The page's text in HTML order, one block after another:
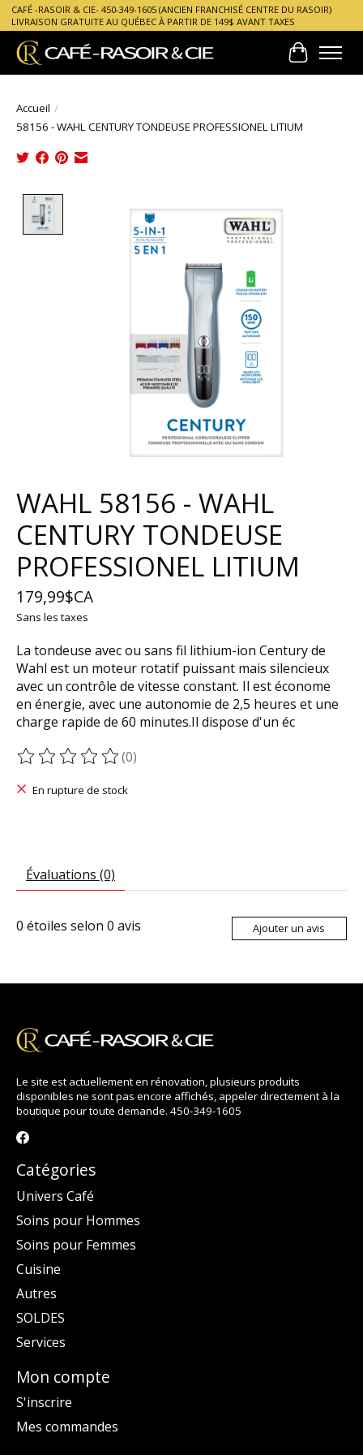
CAFÉ -RASOIR & CIE- 450-349-1605 (ANCIEN FRANCHISÉ CENTRE DU RASOIR)
LIVRAISON GRATUITE AU QUÉBEC À PARTIR DE 149$ AVANT TAXES
Panier
Accueil /
58156 - WAHL CENTURY TONDEUSE PROFESSIONEL LITIUM
WAHL 58156 - WAHL
CENTURY TONDEUSE
PROFESSIONEL LITIUM
179,99$CA
Sans les taxes
La tondeuse avec ou sans fil lithium-ion Century de
Wahl est un moteur rotatif puissant mais silencieux
avec un contrôle de vitesse constant. Il est économe
en énergie, avec une autonomie de 2,5 heures et une
charge rapide de 60 minutes.Il dispose d'un éc
Ce produit est évalué à
(0)
En rupture de stock
Évaluations (0)
0 étoiles selon 0 avis Ajouter un avis
Le site est actuellement en rénovation, plusieurs produits
disponibles ne sont pas encore affichés, appeler directement à la
boutique pour toute demande. 450-349-1605
Catégories
Univers Café
Soins pour Hommes
Soins pour Femmes
Cuisine
Autres
SOLDES
Services
Mon compte
S'inscrire
Mes commandes